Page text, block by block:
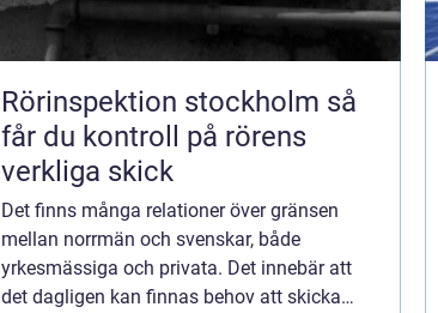
Rörinspektion stockholm så
får du kontroll på rörens
verkliga skick
Det finns många relationer över gränsen
mellan norrmän och svenskar, både
yrkesmässiga och privata. Det innebär att
det dagligen kan finnas behov att skicka